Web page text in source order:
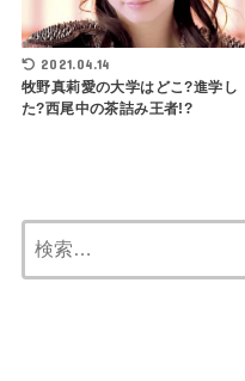
2021.04.14
牧野真莉愛の大学はどこ?進学し
た?西尾中の茶詰み王者!?